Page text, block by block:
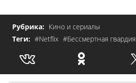
Рубрика: Кино и сериалы
Теги: #Netflix #Бессмертная гвардия